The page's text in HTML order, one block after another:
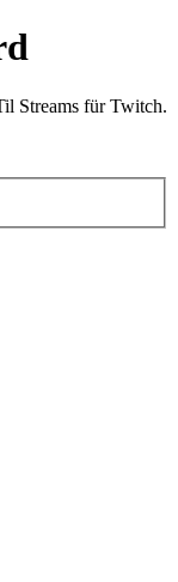
Streams für Twitch.